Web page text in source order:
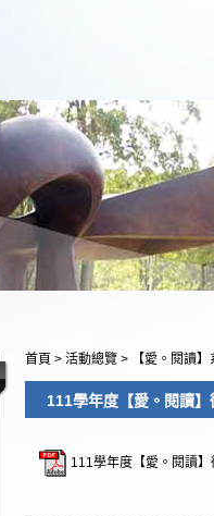
首頁 > 活動總覽 > 【愛。閱讀
111學年度【愛。閱讀】
111學年度【愛。閱讀